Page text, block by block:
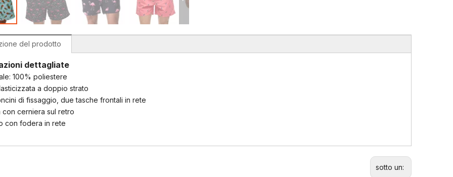
del prodotto
dettagliate
100% poliestere
a doppio strato
di fissaggio, due tasche frontali in rete
con cerniera sul retro
con fodera in rete
sotto un: